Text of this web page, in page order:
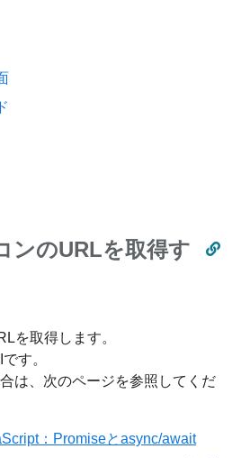
ンのURLを取得す
を取得します。
す。
は、次のページを参照してくだ
：Promiseとasync/await